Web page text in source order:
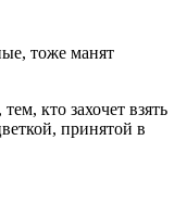
тоже манят
кто захочет взять
принятой в